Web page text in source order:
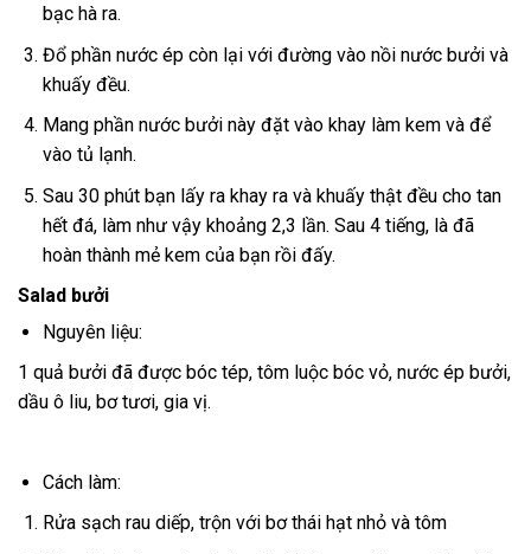
bạc hà ra.
Đổ phần nước ép còn lại với đường vào nồi nước bưởi và
khuấy đều.
Mang phần nước bưởi này đặt vào khay làm kem và để
vào tủ lạnh.
Sau 30 phút bạn lấy ra khay ra và khuấy thật đều cho tan
hết đá, làm như vậy khoảng 2,3 lần. Sau 4 tiếng, là đã
hoàn thành mẻ kem của bạn rồi đấy.
Salad bưởi
Nguyên liệu:
1 quả bưởi đã được bóc tép, tôm luộc bóc vỏ, nước ép bưởi,
dầu ô liu, bơ tươi, gia vị.
Cách làm:
Rửa sạch rau diếp, trộn với bơ thái hạt nhỏ và tôm